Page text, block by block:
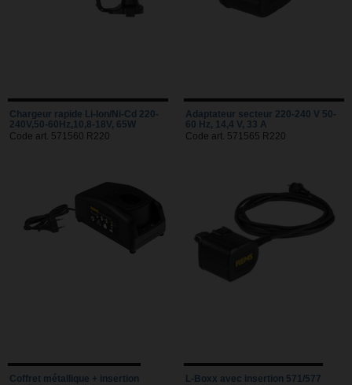
Chargeur rapide Li-Ion/Ni-Cd 220-
240V,50-60Hz,10,8-18V, 65W
Code art. 571560 R220
Adaptateur secteur 220-240 V 50-
60 Hz, 14,4 V, 33 A
Code art. 571565 R220
Coffret métallique + insertion
L-Boxx avec insertion 571/577